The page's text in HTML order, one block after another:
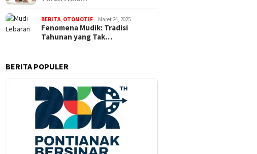
BERITA, OTOMOTIF Maret 24, 2025
Fenomena Mudik: Tradisi
Tahunan yang Tak…
BERITA POPULER